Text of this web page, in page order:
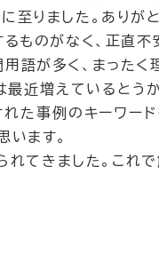
至りました。ありが
ものがなく、正直不
語が多く、まった
最近増えているとう
た事例のキーワー
います。
てきました。これで